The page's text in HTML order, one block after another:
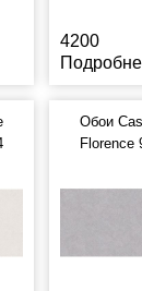
4200
Обои
Florence